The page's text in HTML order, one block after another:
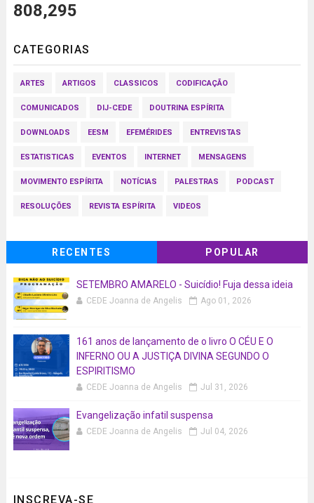
808,295
CATEGORIAS
ARTES ARTIGOS CLASSICOS CODIFICAÇÃO
COMUNICADOS DIJ-CEDE DOUTRINA ESPÍRITA
DOWNLOADS EESM EFEMÉRIDES ENTREVISTAS
ESTATISTICAS EVENTOS INTERNET MENSAGENS
MOVIMENTO ESPÍRITA NOTÍCIAS PALESTRAS PODCAST
RESOLUÇÕES REVISTA ESPÍRITA VIDEOS
RECENTES POPULAR
SETEMBRO AMARELO - Suicídio! Fuja dessa ideia
CEDE Joanna de Angelis Ago 01, 2026
161 anos de lançamento de o livro O CÉU E O
INFERNO OU A JUSTIÇA DIVINA SEGUNDO O
ESPIRITISMO
CEDE Joanna de Angelis Jul 31, 2026
Evangelização infatil suspensa
CEDE Joanna de Angelis Jul 04, 2026
INSCREVA-SE